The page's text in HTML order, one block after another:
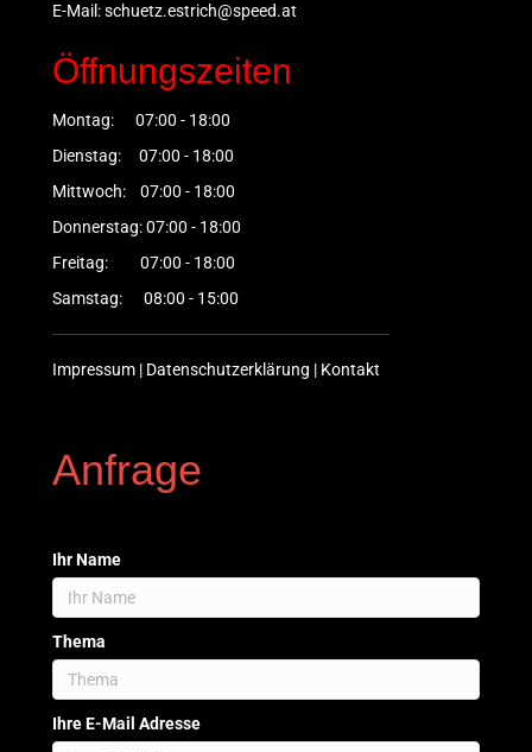
E-Mail:schuetz.estrich@speed.at
Öffnungszeiten
Montag: 07:00 - 18:00
Dienstag: 07:00 - 18:00
Mittwoch: 07:00 - 18:00
Donnerstag: 07:00 - 18:00
Freitag: 07:00 - 18:00
Samstag: 08:00 - 15:00
-----------------------------------------------------------------------
Impressum | Datenschutzerklärung | Kontakt
Anfrage
Ihr Name
Thema
Ihre E-Mail Adresse